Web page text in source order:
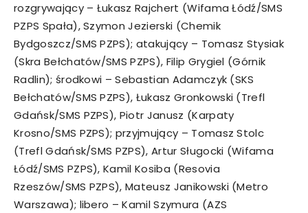
rozgrywający – Łukasz Rajchert (Wifama Łódź/SMS
PZPS Spała), Szymon Jezierski (Chemik
Bydgoszcz/SMS PZPS); atakujący – Tomasz Stysiak
(Skra Bełchatów/SMS PZPS), Filip Grygiel (Górnik
Radlin); środkowi – Sebastian Adamczyk (SKS
Bełchatów/SMS PZPS), Łukasz Gronkowski (Trefl
Gdańsk/SMS PZPS), Piotr Janusz (Karpaty
Krosno/SMS PZPS); przyjmujący – Tomasz Stolc
(Trefl Gdańsk/SMS PZPS), Artur Sługocki (Wifama
Łódź/SMS PZPS), Kamil Kosiba (Resovia
Rzeszów/SMS PZPS), Mateusz Janikowski (Metro
Warszawa); libero – Kamil Szymura (AZS